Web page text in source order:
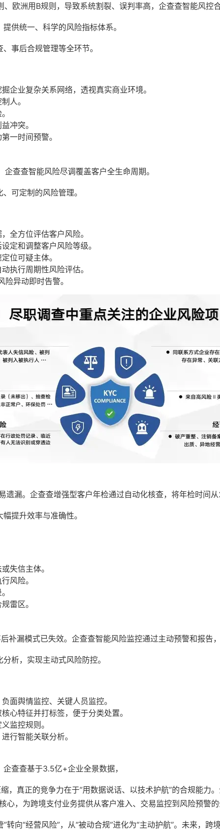
欧洲用B规则，导致系统割裂、误判率高，企查查智能风控
供统一、科学的风险指标体系。
事后合规管理等全环节。
企业复杂关系网络，透视真实商业环境。
人。
冲突。
一时间预警。
查查智能风险尽调覆盖客户全生命周期。
可定制的风险管理。
全方位评估客户风险。
定和调整客户风险等级。
位可疑主体。
执行周期性风险评估。
异动即时告警。
遗漏。企查查增强型客户年检通过自动化核查，将年检时间
提升效率与准确性。
失信主体。
风险。
雷区。
补漏模式已失效。企查查智能风险监控通过主动预警和报告
析，实现主动式风险防控。
面舆情监控、关键人员监控。
心特征并打标签，便于分类处置。
监控规则。
行智能关联分析。
查查基于3.5亿+企业全景数据，
，真正的竞争力在于“用数据说话、以技术护航”的合规能力
心，为跨境支付业务提供从客户准入、交易监控到风险预警
向“经营风险”，从“被动合规”进化为“主动护航”。未来，